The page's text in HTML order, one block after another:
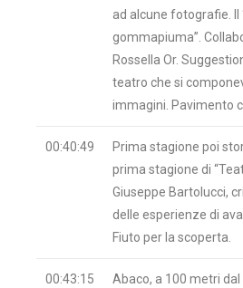
ad alcune fotografie. Il
gommapiuma”.
Rossella Or.
teatro che si
immagini. Pavimento
00:40:49
Prima stagione poi
prima stagione di
Giuseppe Bartolucci,
delle esperienze di
Fiuto per la scoperta.
00:43:15
Abaco, a 100 metri